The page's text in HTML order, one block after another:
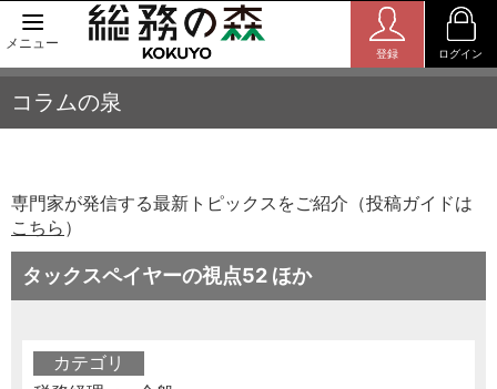
メニュー
登録 ログイン
コラムの泉
専門家が発信する最新トピックスをご紹介（投稿ガイドは
こちら ）
タックスペイヤーの視点52 ほか
カテゴリ